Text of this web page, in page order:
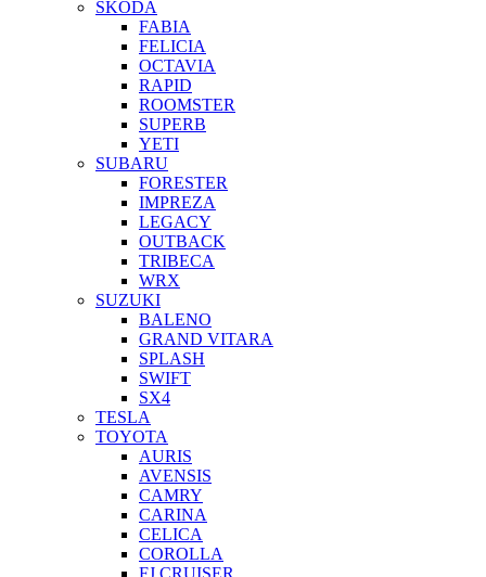
SKODA
FABIA
FELICIA
OCTAVIA
RAPID
ROOMSTER
SUPERB
YETI
SUBARU
FORESTER
IMPREZA
LEGACY
OUTBACK
TRIBECA
WRX
SUZUKI
BALENO
GRAND VITARA
SPLASH
SWIFT
SX4
TESLA
TOYOTA
AURIS
AVENSIS
CAMRY
CARINA
CELICA
COROLLA
FJ CRUISER